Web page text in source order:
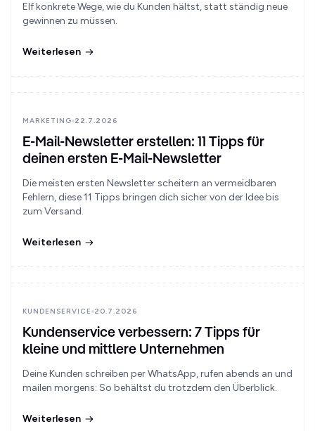
Elf konkrete Wege, wie du Kunden hältst, statt ständig neue
gewinnen zu müssen.
Weiterlesen
MARKETING 22.7.2026
E-Mail-Newsletter erstellen: 11 Tipps für
deinen ersten E-Mail-Newsletter
Die meisten ersten Newsletter scheitern an vermeidbaren
Fehlern, diese 11 Tipps bringen dich sicher von der Idee bis
zum Versand.
Weiterlesen
KUNDENSERVICE 20.7.2026
Kundenservice verbessern: 7 Tipps für
kleine und mittlere Unternehmen
Deine Kunden schreiben per WhatsApp, rufen abends an und
mailen morgens: So behältst du trotzdem den Überblick.
Weiterlesen